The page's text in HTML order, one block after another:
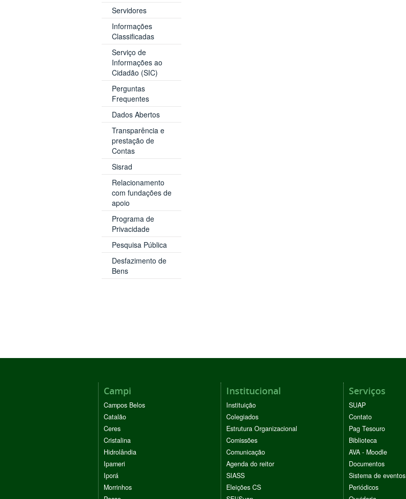
Servidores
Informações
Classificadas
Serviço de
Informações ao
Cidadão (SIC)
Perguntas
Frequentes
Dados Abertos
Transparência e
prestação de
Contas
Sisrad
Relacionamento
com fundações de
apoio
Programa de
Privacidade
Pesquisa Pública
Desfazimento de
Bens
Campi
Campos Belos
Catalão
Ceres
Cristalina
Hidrolândia
Ipameri
Iporá
Morrinhos
Institucional
Instituição
Colegiados
Estrutura Organizacional
Comissões
Comunicação
Agenda do reitor
SIASS
Eleições CS
Serviços
SUAP
Contato
Pag Tesouro
Biblioteca
AVA - Moodle
Documentos
Sistema de eventos
Periódicos